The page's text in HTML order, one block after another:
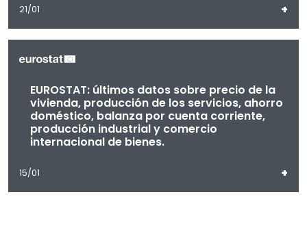
21/01 +
EUROSTAT: últimos datos sobre precio de la
vivienda, producción de los servicios, ahorro
doméstico, balanza por cuenta corriente,
producción industrial y comercio
internacional de bienes.
15/01 +